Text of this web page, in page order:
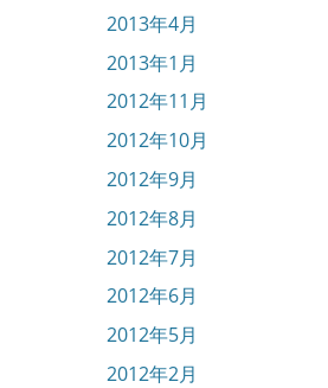
2013年4月
2013年1月
2012年11月
2012年10月
2012年9月
2012年8月
2012年7月
2012年6月
2012年5月
2012年2月